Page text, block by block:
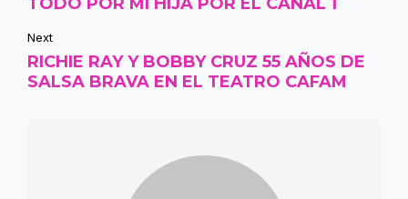
Next
RICHIE RAY Y BOBBY CRUZ 55 AÑOS DE
SALSA BRAVA EN EL TEATRO CAFAM